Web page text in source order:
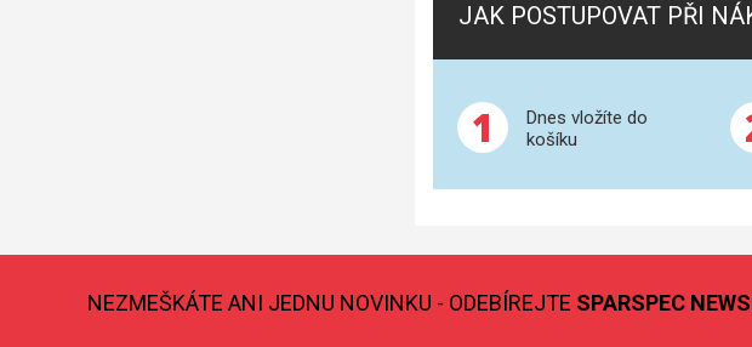
JAK POSTUPOVAT PŘI
1
Dnes vložíte do
košíku
NEZMEŠKÁTE ANI JEDNU NOVINKU - ODEBÍREJTE SPARSPEC